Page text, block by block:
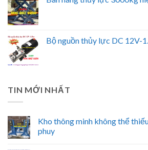
Bộ nguồn thủy lực DC 12V-
TIN MỚI NHẤT
Kho thông minh không thể
phuy